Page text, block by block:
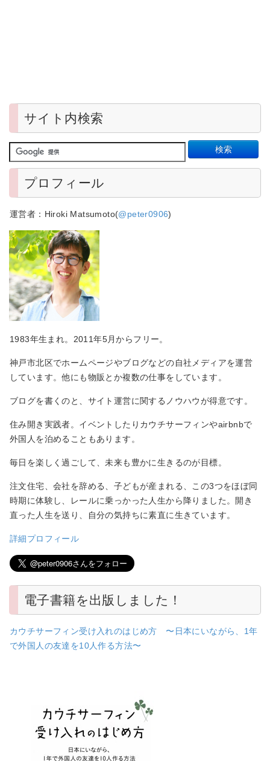
サイト内検索
プロフィール
運営者：Hiroki Matsumoto(@peter0906)
1983年生まれ。2011年5月からフリー。
神戸市北区でホームページやブログなどの自社メディアを運営
しています。他にも物販とか複数の仕事をしています。
ブログを書くのと、サイト運営に関するノウハウが得意です。
住み開き実践者。イベントしたりカウチサーフィンやairbnbで
外国人を泊めることもあります。
毎日を楽しく過ごして、未来も豊かに生きるのが目標。
注文住宅、会社を辞める、子どもが産まれる、この3つをほぼ同
時期に体験し、レールに乗っかった人生から降りました。開き
直った人生を送り、自分の気持ちに素直に生きています。
詳細プロフィール
電子書籍を出版しました！
カウチサーフィン受け入れのはじめ方 〜日本にいながら、1年
で外国人の友達を10人作る方法〜